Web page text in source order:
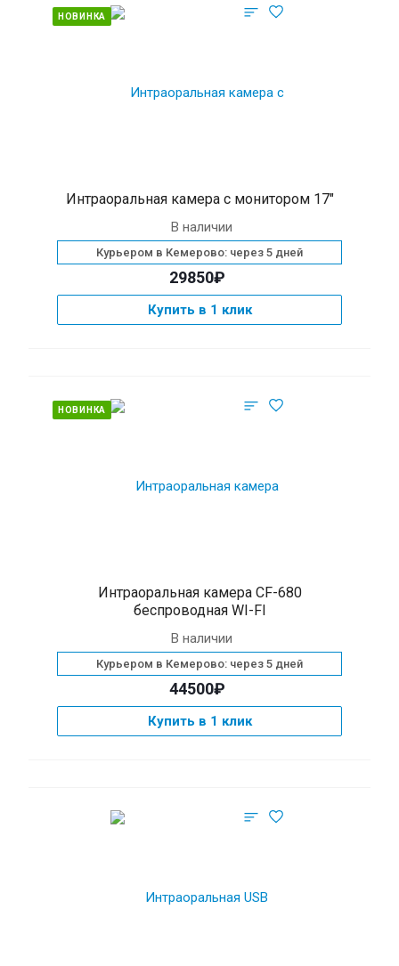
НОВИНКА
Интраоральная камера с монитором 17″
В наличии
Курьером в Кемерово: через 5 дней
29850₽
Купить в 1 клик
НОВИНКА
Интраоральная камера CF-680
беспроводная WI-FI
В наличии
Курьером в Кемерово: через 5 дней
44500₽
Купить в 1 клик